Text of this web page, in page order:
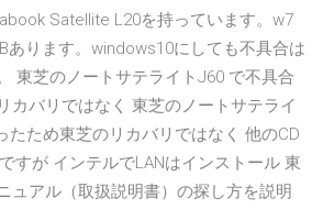
Satellite L20を持っています。w7
あります。windows10にしても不具合は
東芝のノートサテライトJ60 で不具合
カバリではなく 東芝のノートサテライ
たため東芝のリカバリではなく 他のCD
すが インテルでLANはインストール 東
ュアル（取扱説明書）の探し方を説明